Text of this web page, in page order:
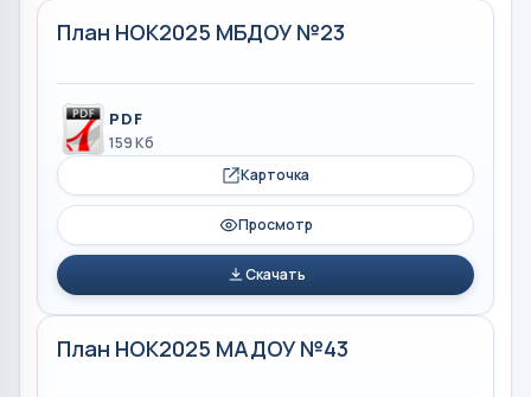
План НОК2025 МБДОУ №23
PDF
159 Кб
Карточка
Просмотр
Скачать
План НОК2025 МАДОУ №43